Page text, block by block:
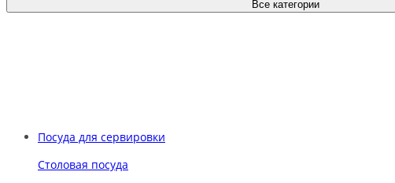
Все категории
Посуда для сервировки
Столовая посуда